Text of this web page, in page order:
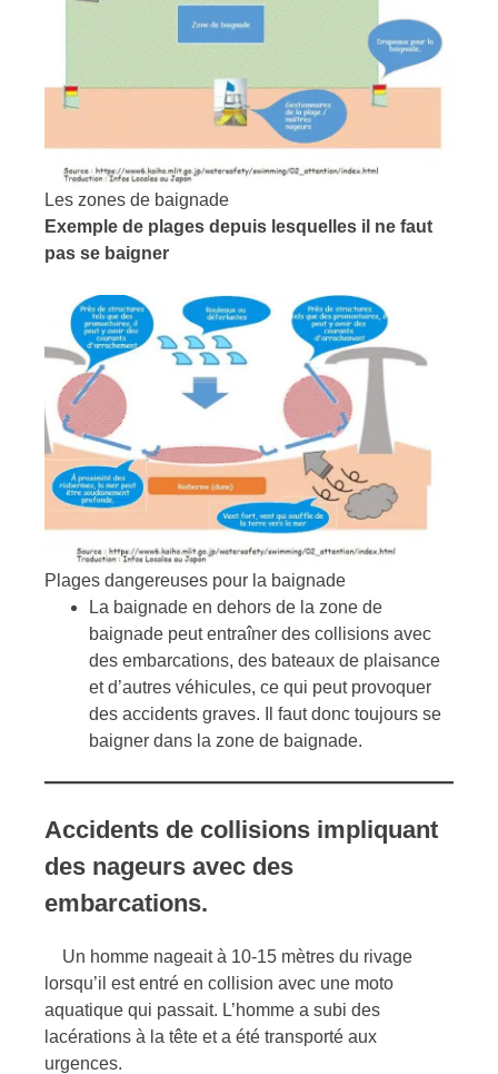
Les zones de baignade
Exemple de plages depuis lesquelles il ne faut
pas se baigner
Plages dangereuses pour la baignade
La baignade en dehors de la zone de
baignade peut entraîner des collisions avec
des embarcations, des bateaux de plaisance
et d’autres véhicules, ce qui peut provoquer
des accidents graves. Il faut donc toujours se
baigner dans la zone de baignade.
Accidents de collisions impliquant
des nageurs avec des
embarcations.
Un homme nageait à 10-15 mètres du rivage
lorsqu’il est entré en collision avec une moto
aquatique qui passait. L’homme a subi des
lacérations à la tête et a été transporté aux
urgences.